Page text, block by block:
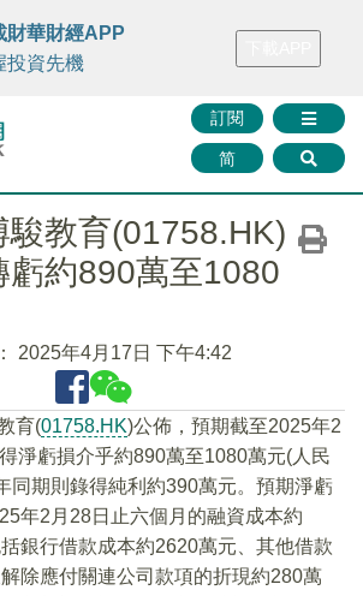
FINTV FINMETA 財華證券 媒體矩陣
訂閱
简
財華財經APP
投資先機
駿教育(01758.HK)
虧約890萬至1080
2025年4月17日 下午4:42
育(01758.HK)公佈，預期截至2025年2
淨虧損介乎約890萬至1080萬元(人民
同期則錄得純利約390萬元。預期淨虧
年2月28日止六個月的融資成本約
銀行借款成本約2620萬元、其他借款
除應付關連公司款項的折現約280萬